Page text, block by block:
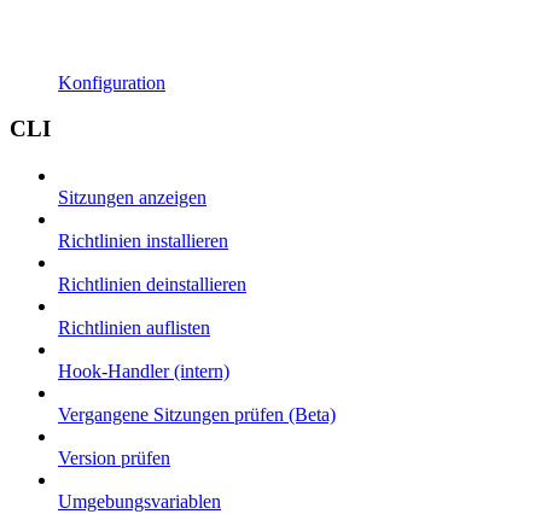
Konfiguration
CLI
Sitzungen anzeigen
Richtlinien installieren
Richtlinien deinstallieren
Richtlinien auflisten
Hook-Handler (intern)
Vergangene Sitzungen prüfen (Beta)
Version prüfen
Umgebungsvariablen